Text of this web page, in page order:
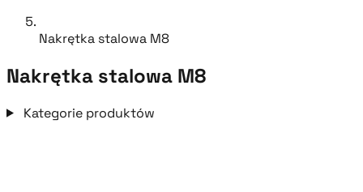
Nakrętka stalowa M8
Nakrętka stalowa M8
Kategorie produktów